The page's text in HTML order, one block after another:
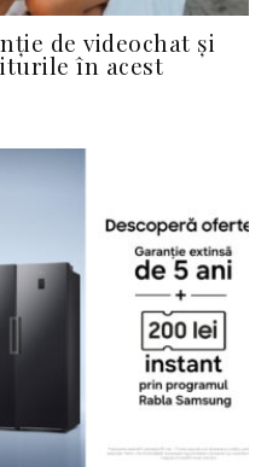
de videochat și
în acest